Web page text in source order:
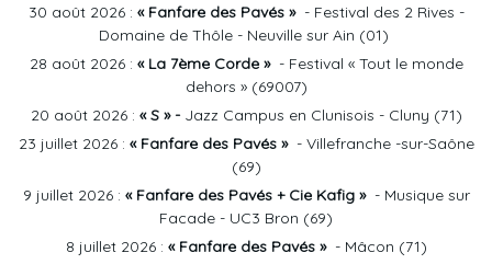
30 août 2026 : « Fanfare des Pavés » - Festival des 2 Rives -
Domaine de Thôle - Neuville sur Ain (01)
28 août 2026 : « La 7ème Corde » - Festival « Tout le monde
dehors » (69007)
20 août 2026 : « S» - Jazz Campus en Clunisois - Cluny (71)
23 juillet 2026 : « Fanfare des Pavés » - Villefranche -sur-Saône
(69)
9 juillet 2026 : « Fanfare des Pavés + Cie Kafig »- Musique sur
Facade - UC3 Bron (69)
8 juillet 2026 : « Fanfare des Pavés » - Mâcon (71)